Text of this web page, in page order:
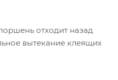
отходит назад
вытекание клеящих